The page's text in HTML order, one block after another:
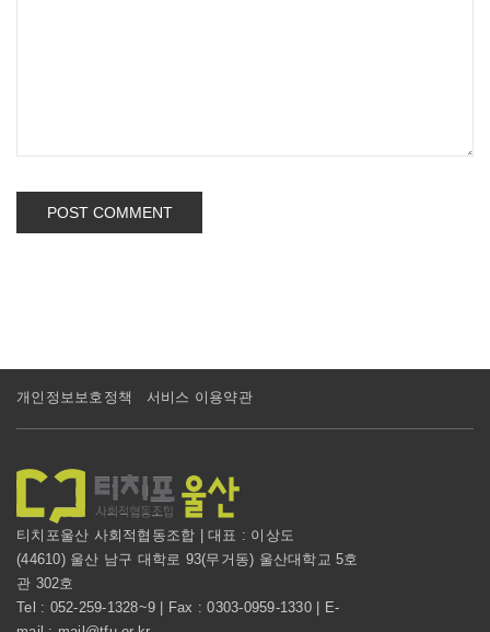
POST COMMENT
개인정보보호정책 서비스 이용약관
티치포울산 사회적협동조합 | 대표 : 이상도
(44610) 울산 남구 대학로 93(무거동) 울산대학교 5호
관 302호
Tel : 052-259-1328~9 | Fax : 0303-0959-1330 | E-